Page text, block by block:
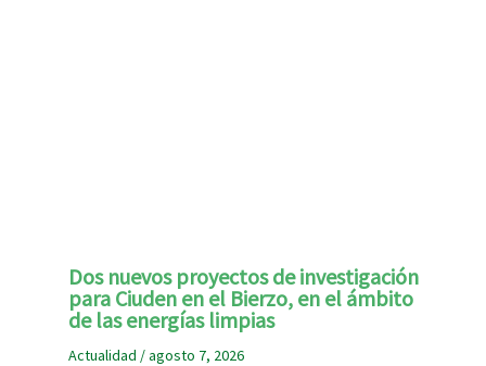
Dos nuevos proyectos de investigación
para Ciuden en el Bierzo, en el ámbito
de las energías limpias
Actualidad /agosto 7, 2026